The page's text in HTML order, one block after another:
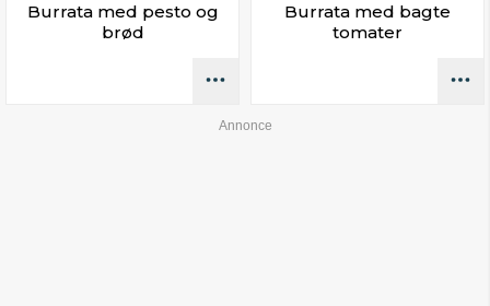
Burrata med pesto og
brød
Burrata med bagte
tomater